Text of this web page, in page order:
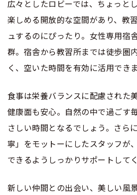
広々としたロビーでは、ちょっと
楽しめる開放的な空間があり、教
ュするのにぴったり。女性専用宿
群。宿舎から教習所までは徒歩圏
く、空いた時間を有効に活用できま
食事は栄養バランスに配慮された
健康面も安心。自然の中で過ごす
さしい時間となるでしょう。さら
寧」をモットーにしたスタッフが
できるようしっかりサポートしてく
新しい仲間との出会い、美しい風